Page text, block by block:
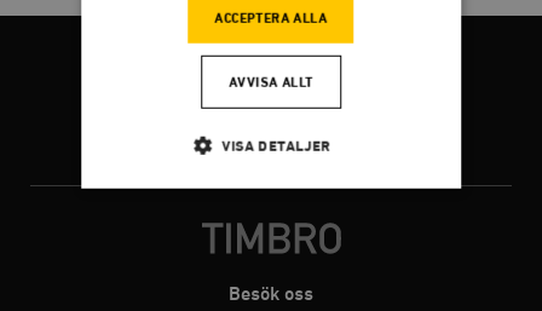
Besök oss
ACCEPTERA ALLA
AVVISA ALLT
VISA DETALJER
Strikt nödvändigt Analys